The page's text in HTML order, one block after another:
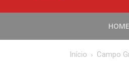
HOME
Início Campo